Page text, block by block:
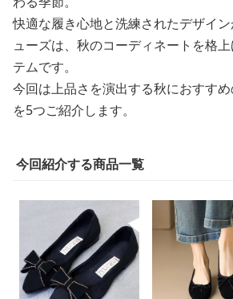
快適な履き心地と洗練されたデザイ
ューズは、秋のコーディネートを格
テムです。
今回は上品さを演出する秋におすす
を5つご紹介します。
今回紹介する商品一覧